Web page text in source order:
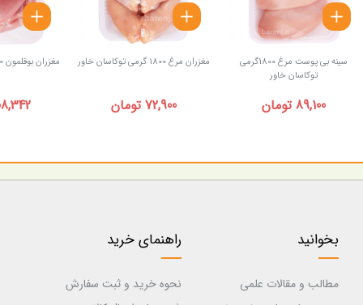
سینه بی پوست مرغ 1800گرمی
توکاسان خاور
89,100 تومان
مغزران مرغ 1800 گرمی توکاسان خاور
72,900 تومان
مغزران بوقلمون 900گرم توکاسان خاور
108,342
بخوانید
مطالب و مقالات علمی
راهنمای خرید
نحوه خرید و ثبت سفارش